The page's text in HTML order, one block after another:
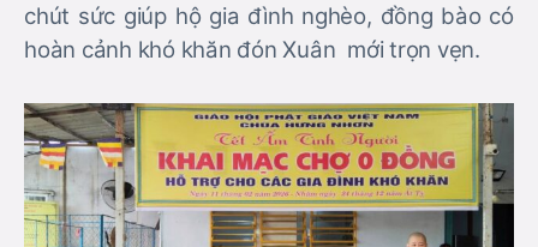
chút sức giúp hộ gia đình nghèo, đồng bào có
hoàn cảnh khó khăn đón Xuân mới trọn vẹn.